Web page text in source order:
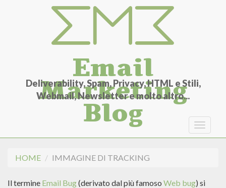
Email
Marketing
Blog
Deliverability, Spam, Privacy, HTML e Stili,
Webmail, Newsletter e molto altro...
Toggle
HOME IMMAGINE DI TRACKING
Il termine Email Bug(derivato dal più famoso Web bug) si